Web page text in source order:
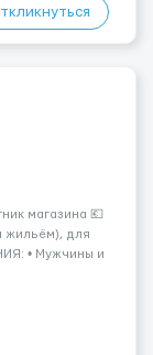
магазина 💶
жильём), для
• Мужчины и